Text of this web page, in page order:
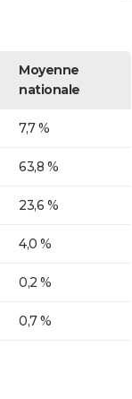
Moyenne
nationale
7,7 %
63,8 %
23,6 %
4,0 %
0,2 %
0,7 %